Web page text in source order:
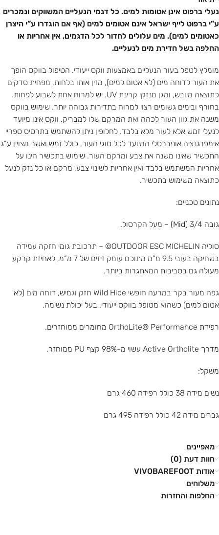
נעלי ברפוט אינן אטומות למים. כל דגמי הנעליים המשווקים ונמכרים
ע”י ברפוט לייף ישראל אינם אטומים למים (אף אם הוגדרו ע”י היצרן
כאטומים למים). מים עלולים לחדור לכל הדגמים, אין אחריות או
החלפה בשל חדירת מים לנעליים.
מומלץ לטפל בעור הנעליים באמצעות ווקס ייעודי. הטיפול בווקס הופך
את העור לדוחה מים (לא אטום למים), מזין אותו בלחות, מפחית סדקים
כתוצאה מיובש, ומגן מנזקי קרינת UV. יש למרוח אחת לשבוע לפחות.
בחורף ובימים גשומים רצוי למרוח בתדירות גבוהה יותר. שימוש בווקס
משנה את גוון העור לכהה ואת המרקם שלו למבריק. ווקס אינו מיועד
לנעלי זמש אלא לעור מלא בלבד. לחלופין ניתן להשתמש בתרסיס ספריי
אימפרגנציה אוניברסלי המיועד לכל סוגי העור, כולל זמש ואשר מצויין ע”ג
התכשיר שאינו משנה את צבע ומרקם העור. שימוש בתכשיר הינו על
אחריות המשתמש בלבד ואין אחריות לשינוי צבע, מרקם או כל נזק לנעל
כתוצאה משימוש בתכשיר.
נתונים טכניים:
גובה 3/4 (Mid) – מעל הקרסול.
סוליה OUTDOOR ESC MICHELIN© – תרכובת גומי חזקה עמידה
בשחיקה בעובי 9.5 מ”מ מתוכם עומק זיזים של 7 מ”מ, לאחיזת קרקע
מעולה גם בסביבות המאתגרות ביותר.
גפה מעור בקר במרעה חופשי Wild Hide חזק וגמיש, דוחה מים (לא
אטום למים) כשהוא מטופל בווקס ייעודי. בעל יכולת נשימה.
רפידת OrthoLite® Performance מחומרים ממוחזרים.
מדרך Active Ortholite עשוי מ-98% קצף PU ממוחזר.
משקל:
נשים מידה 38 כולל רפידה 460 גרם
גברים מידה 42 כולל רפידה 495 גרם
מאפיינים
חוות דעת (0)
אודות VIVOBAREFOOT
משלוחים
החלפות והחזרות